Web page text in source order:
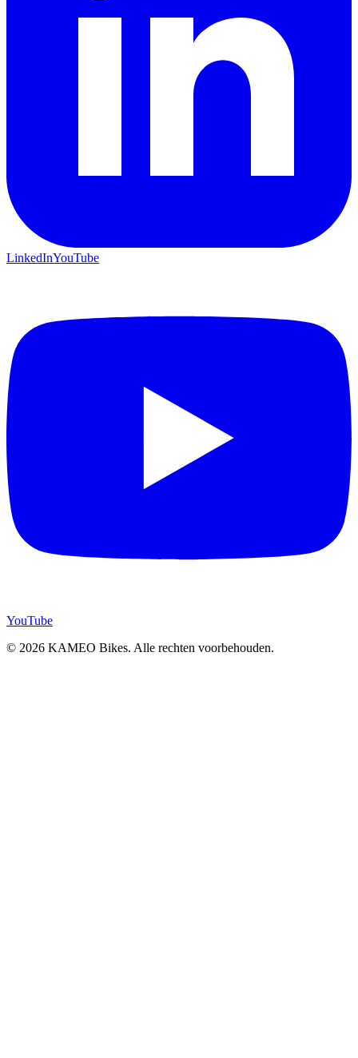
LinkedInYouTube
YouTube
© 2026 KAMEO Bikes. Alle rechten voorbehouden.